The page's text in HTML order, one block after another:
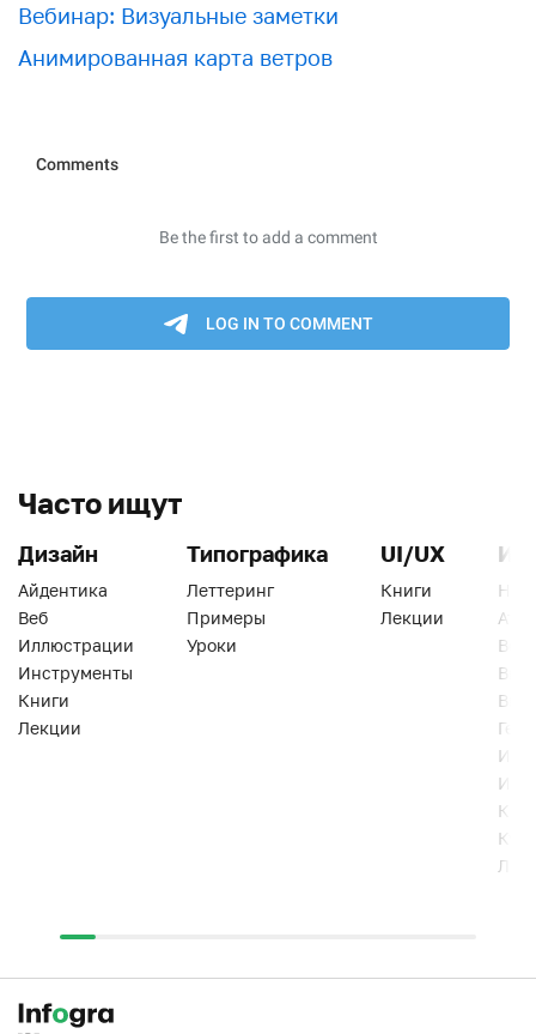
Вебинар: Визуальные заметки
Анимированная карта ветров
Часто ищут
Дизайн
Айдентика
Веб
Иллюстрации
Инструменты
Книги
Лекции
Типографика
Леттеринг
Примеры
Уроки
UI/UX
Книги
Лекции
Веб